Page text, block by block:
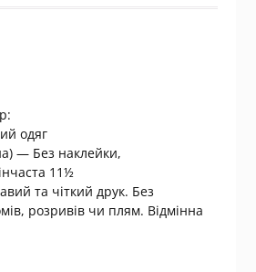
одяг
— Без наклейки,
11½
та чіткий друк. Без
розривів чи плям. Відмінна